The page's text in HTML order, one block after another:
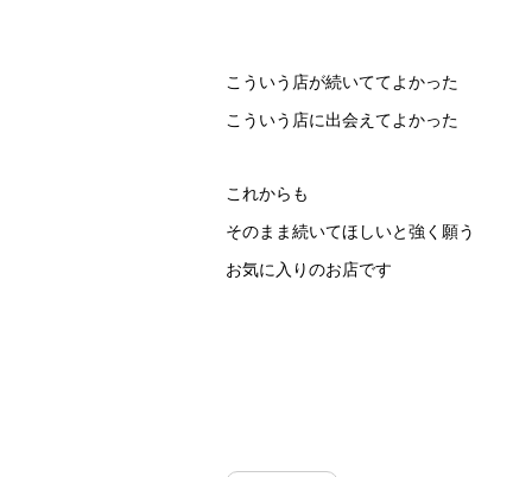
こういう店が続いててよかった
こういう店に出会えてよかった
これからも
そのまま続いてほしいと強く願う
お気に入りのお店です